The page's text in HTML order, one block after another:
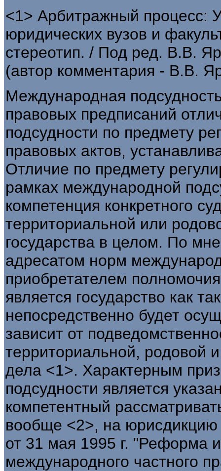
<1> Арбитражный процесс:
юридических вузов и
стереотип. / Под ред. В.В.
(автор комментария - В.В.
Международная
правовых предписаний
подсудности по предмету
правовых актов,
Отличие по предмету
рамках международной
компетенция конкретного
территориальной или
государства в целом. По
адресатом норм
приобретателем
является государство как
непосредственно будет
зависит от
территориальной, родовой
дела <1>. Характерным
подсудности является
компетентный
вообще <2>, на юрисдикцию
от 31 мая 1995 г. "Реформа
международного частного